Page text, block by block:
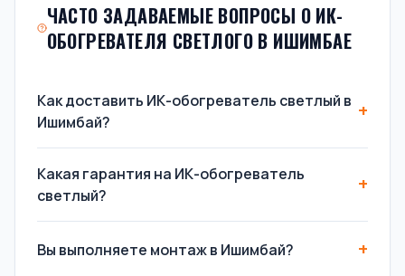
ЧАСТО ЗАДАВАЕМЫЕ ВОПРОСЫ О ИК-
ОБОГРЕВАТЕЛЯ СВЕТЛОГО В ИШИМБАЕ
Как доставить ИК-обогреватель светлый в
Ишимбай?
Какая гарантия на ИК-обогреватель
светлый?
Вы выполняете монтаж в Ишимбай?